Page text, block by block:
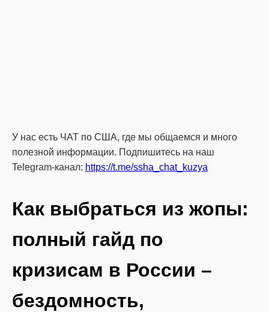
У нас есть ЧАТ по США, где мы общаемся и много
полезной информации. Подпишитесь на наш
Telegram-канал: https://t.me/ssha_chat_kuzya
Как выбраться из жопы:
полный гайд по
кризисам в России –
бездомность,